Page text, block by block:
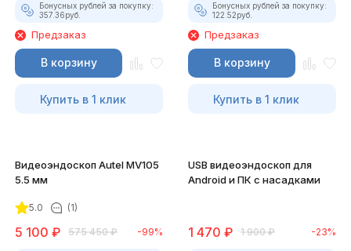
Бонусных рублей за покупку:
357.36руб.
Предзаказ
В корзину
Купить в 1 клик
Бонусных рублей за покупку:
122.52руб.
Предзаказ
В корзину
Купить в 1 клик
Видеоэндоскоп Autel MV105
5.5 мм
5.0 (1)
5 100 ₽ 575 450 ₽ -99%
USB видеоэндоскоп для
Android и ПК с насадками
1 470 ₽ 1 900 ₽ -23%